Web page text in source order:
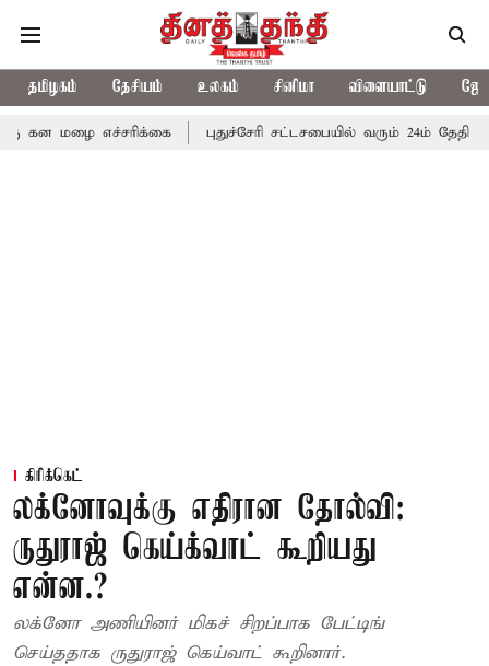
தமிழகம் தேசியம் உலகம் சினிமா விளையாட்டு
எச்சரிக்கை புதுச்சேரி சட்டசபையில் வரும் 24ம் தேதி பட்ஜெட்
கிரிக்கெட்
லக்னோவுக்கு எதிரான தோல்வி:
ருதுராஜ் கெய்க்வாட் கூறியது
என்ன.?
லக்னோ அணியினர் மிகச் சிறப்பாக பேட்டிங்
செய்ததாக ருதுராஜ் கெய்வாட் கூறினார்.